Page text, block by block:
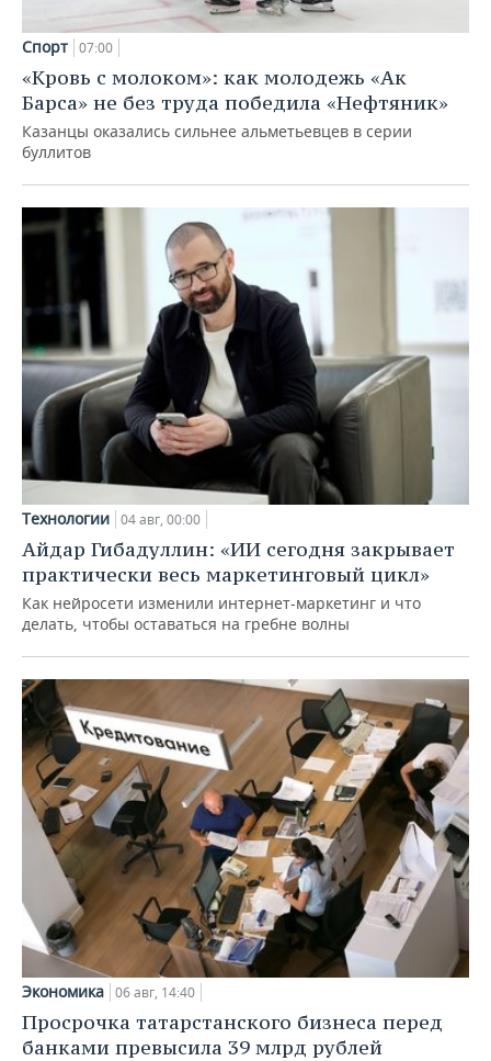
Спорт 07:00
«Кровь с молоком»: как молодежь «Ак
Барса» не без труда победила «Нефтяник»
Казанцы оказались сильнее альметьевцев в серии
буллитов
Технологии 04 авг, 00:00
Айдар Гибадуллин: «ИИ сегодня закрывает
практически весь маркетинговый цикл»
Как нейросети изменили интернет-маркетинг и что
делать, чтобы оставаться на гребне волны
Экономика 06 авг, 14:40
Просрочка татарстанского бизнеса перед
банками превысила 39 млрд рублей